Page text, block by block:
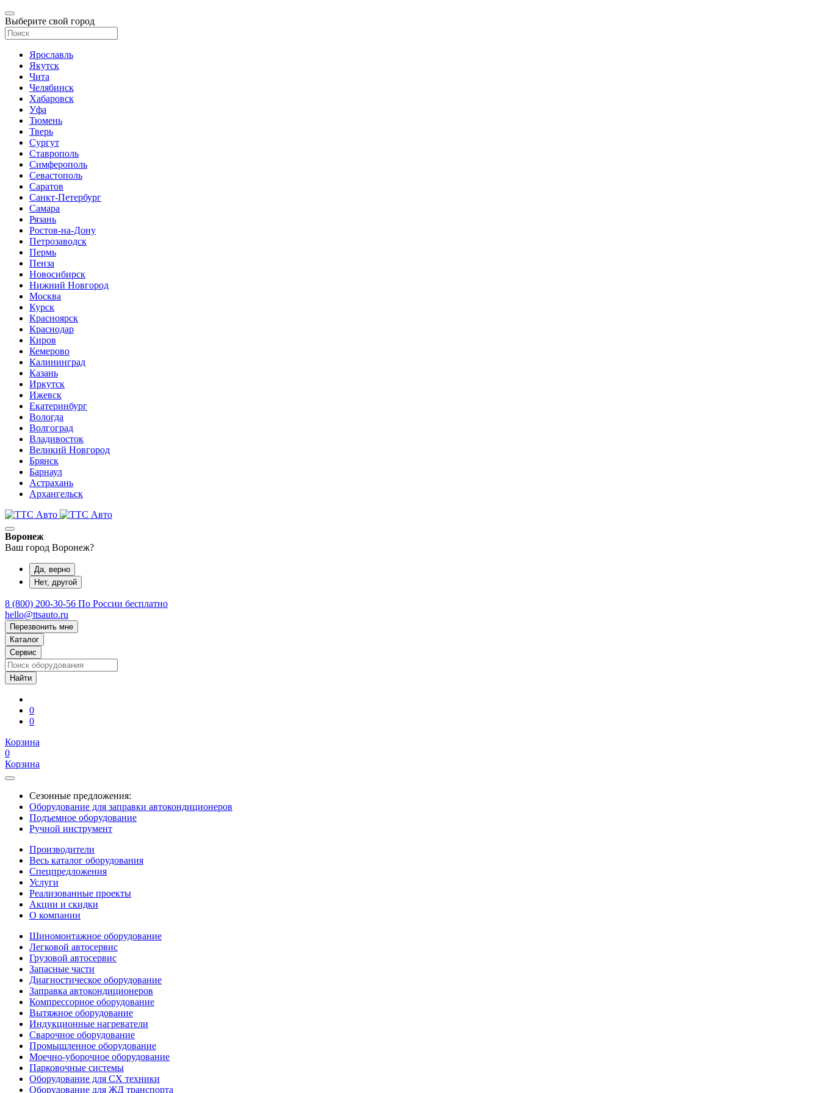
Выберите свой город
Ярославль
Якутск
Чита
Челябинск
Хабаровск
Уфа
Тюмень
Тверь
Сургут
Ставрополь
Симферополь
Севастополь
Саратов
Санкт-Петербург
Самара
Рязань
Ростов-на-Дону
Петрозаводск
Пермь
Пенза
Новосибирск
Нижний Новгород
Москва
Курск
Красноярск
Краснодар
Киров
Кемерово
Калининград
Казань
Иркутск
Ижевск
Екатеринбург
Вологда
Волгоград
Владивосток
Великий Новгород
Брянск
Барнаул
Астрахань
Архангельск
Воронеж
Ваш город Воронеж?
Да, верно
Нет, другой
8 (800) 200-30-56 По России бесплатно
hello@ttsauto.ru
Перезвонить мне
Каталог
Сервис
0
0
Корзина
0
Корзина
Сезонные предложения:
Оборудование для заправки автокондиционеров
Подъемное оборудование
Ручной инструмент
Производители
Весь каталог оборудования
Спецпредложения
Услуги
Реализованные проекты
Акции и скидки
О компании
Шиномонтажное оборудование
Легковой автосервис
Грузовой автосервис
Запасные части
Диагностическое оборудование
Заправка автокондиционеров
Компрессорное оборудование
Вытяжное оборудование
Индукционные нагреватели
Сварочное оборудование
Промышленное оборудование
Моечно-уборочное оборудование
Парковочные системы
Оборудование для СХ техники
Оборудование для ЖД транспорта